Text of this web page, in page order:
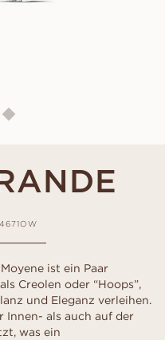
ist ein Paar
Creolen oder “Hoops”,
und Eleganz verleihen.
Innen- als auch auf der
was ein